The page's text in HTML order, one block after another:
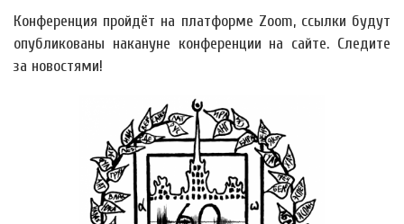
Конференция пройдёт на платформе Zoom, ссылки будут
опубликованы накануне конференции на сайте. Следите
за новостями!